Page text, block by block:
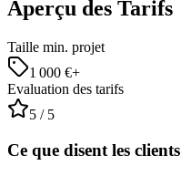
Aperçu des Tarifs
Taille min. projet
1 000 €+
Evaluation des tarifs
5 / 5
Ce que disent les clients